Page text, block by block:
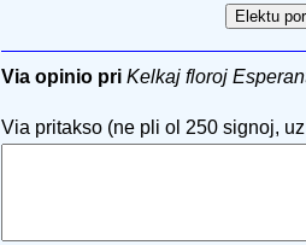
Via opinio pri Kelkaj floroj
Via pritakso (ne pli ol 250 signoj,